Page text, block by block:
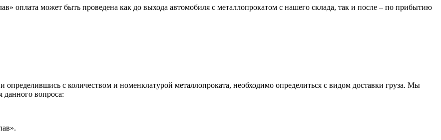
оплата может быть проведена как до выхода автомобиля с металлопрокатом с нашего склада, так и после – по прибытию
с количеством и номенклатурой металлопроката, необходимо определиться с видом доставки груза. Мы
данного вопроса: